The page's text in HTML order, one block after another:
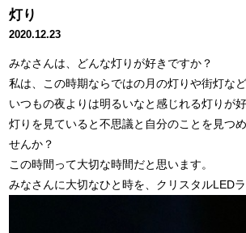
灯り
2020.12.23
みなさんは、どんな灯りが好きですか？
私は、この時期ならではの月の灯りや街灯な
いつもの夜よりは明るいなと感じれる灯りが好
灯りを見ていると不思議と自分のことを見つ
せんか？
この時間って大切な時間だと思います。
みなさんに大切なひと時を、クリスタルLEDラ